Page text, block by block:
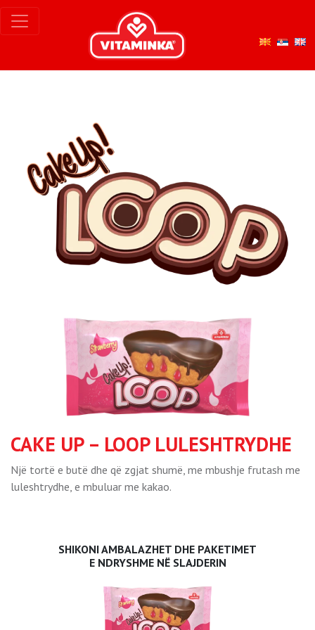
CAKE UP – LOOP LULESHTRYDHE
Një tortë e butë dhe që zgjat shumë, me mbushje frutash me
luleshtrydhe, e mbuluar me kakao.
SHIKONI AMBALAZHET DHE PAKETIMET
E NDRYSHME NË SLAJDERIN